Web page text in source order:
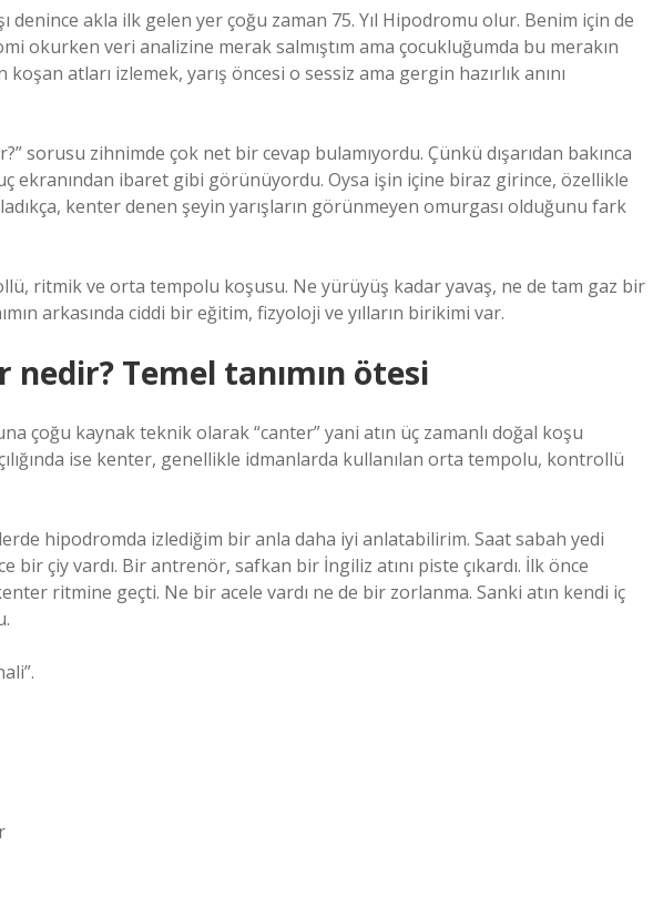
denince akla ilk gelen yer çoğu zaman 75. Yıl Hipodromu olur. Benim için de
okurken veri analizine merak salmıştım ama çocukluğumda bu merakın
koşan atları izlemek, yarış öncesi o sessiz ama gergin hazırlık anını
sorusu zihnimde çok net bir cevap bulamıyordu. Çünkü dışarıdan bakınca
ekranından ibaret gibi görünüyordu. Oysa işin içine biraz girince, özellikle
kenter denen şeyin yarışların görünmeyen omurgası olduğunu fark
ritmik ve orta tempolu koşusu. Ne yürüyüş kadar yavaş, ne de tam gaz bir
arkasında ciddi bir eğitim, fizyoloji ve yılların birikimi var.
nedir? Temel tanımın ötesi
çoğu kaynak teknik olarak “canter” yani atın üç zamanlı doğal koşu
ise kenter, genellikle idmanlarda kullanılan orta tempolu, kontrollü
hipodromda izlediğim bir anla daha iyi anlatabilirim. Saat sabah yedi
bir çiy vardı. Bir antrenör, safkan bir İngiliz atını piste çıkardı. İlk önce
ritmine geçti. Ne bir acele vardı ne de bir zorlanma. Sanki atın kendi iç